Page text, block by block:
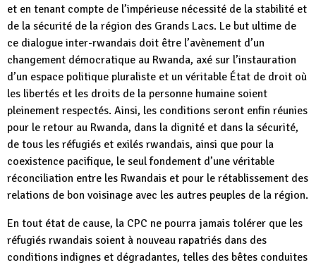
et en tenant compte de l’impérieuse nécessité de la stabilité et
de la sécurité de la région des Grands Lacs. Le but ultime de
ce dialogue inter-rwandais doit être l’avènement d’un
changement démocratique au Rwanda, axé sur l’instauration
d’un espace politique pluraliste et un véritable État de droit où
les libertés et les droits de la personne humaine soient
pleinement respectés. Ainsi, les conditions seront enfin réunies
pour le retour au Rwanda, dans la dignité et dans la sécurité,
de tous les réfugiés et exilés rwandais, ainsi que pour la
coexistence pacifique, le seul fondement d’une véritable
réconciliation entre les Rwandais et pour le rétablissement des
relations de bon voisinage avec les autres peuples de la région.
En tout état de cause, la CPC ne pourra jamais tolérer que les
réfugiés rwandais soient à nouveau rapatriés dans des
conditions indignes et dégradantes, telles des bêtes conduites